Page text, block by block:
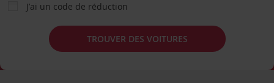
J’ai un code de réduction
TROUVER DES VOITURES